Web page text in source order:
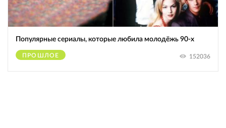
Популярные сериалы, которые любила молодёжь 90-х
ПРОШЛОЕ 152036